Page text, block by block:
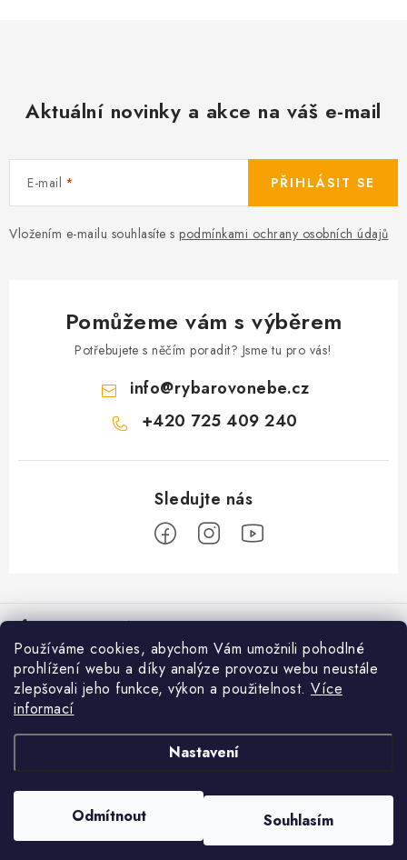
Používáme cookies, abychom Vám umožnili pohodlné
prohlížení webu a díky analýze provozu webu neustále
zlepšovali jeho funkce, výkon a použitelnost. Více
informací
Nastavení
Odmítnout Souhlasím
s
Aktuální novinky a akce na váš e-mail
E-mail
Vložením e-mailu souhlasíte s podmínkami ochrany osobních údajů
PŘIHLÁSIT SE
Pomůžeme vám s výběrem
Potřebujete s něčím poradit? Jsme tu pro vás!
info@rybarovonebe.cz
+420 725 409 240
á
p Informace pro vás
Věrnostní program
Doprava a platba
Prodejna Moravské Budějovice
Obchodní podmínky
GDPR
Reklamace
Facebook
Přijímáme online platby
Nákupní košík
Vytvořil Shoptet
Copyright 2026Rybářovo nebe . Všechna práva vyhrazena.